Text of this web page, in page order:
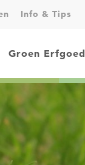
Groen Erfgoed
Info & Tips